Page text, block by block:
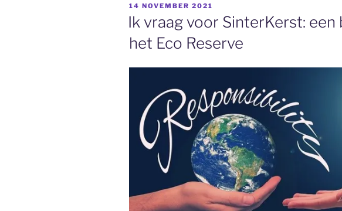
GEPLAATST
OP
14 NOVEMBER 2021
Ik vraag voor SinterKerst:
het Eco Reserve